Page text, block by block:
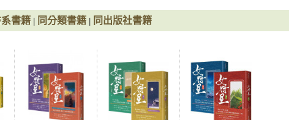
系書籍 同分類書籍 同出版社書籍